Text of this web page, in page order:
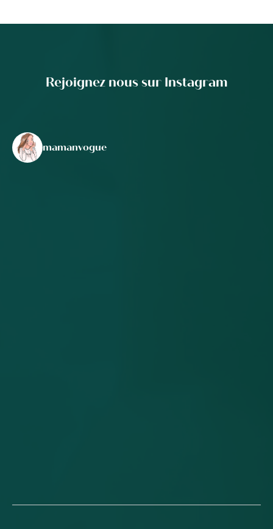
Rejoignez nous sur Instagram
mamanvogue